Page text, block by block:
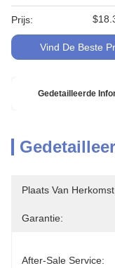
Prijs:
Vind De Beste
Gedetailleerde
Plaats Van
Garantie:
After-Sale Service: